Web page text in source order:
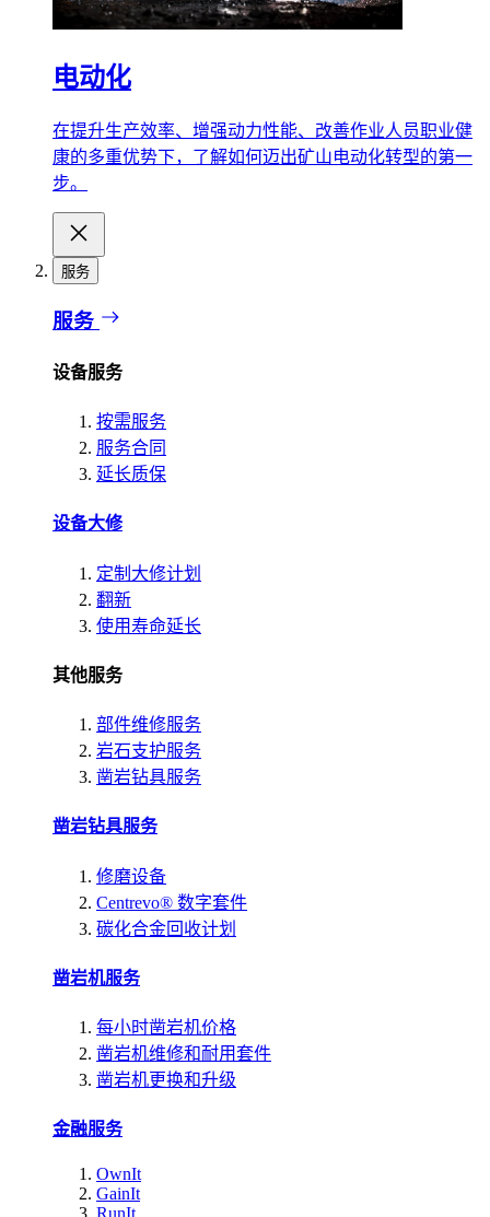
电动化
在提升生产效率、增强动力性能、改善作业人员职业健
康的多重优势下，了解如何迈出矿山电动化转型的第一
步。
服务
服务
设备服务
按需服务
服务合同
延长质保
设备大修
定制大修计划
翻新
使用寿命延长
其他服务
部件维修服务
岩石支护服务
凿岩钻具服务
凿岩钻具服务
修磨设备
Centrevo® 数字套件
碳化合金回收计划
凿岩机服务
每小时凿岩机价格
凿岩机维修和耐用套件
凿岩机更换和升级
金融服务
OwnIt
GainIt
RunIt